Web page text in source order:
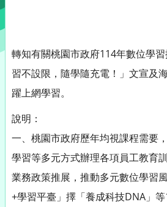
轉知有關桃園市政府114年數位學
習不設限，隨學隨充電！」文宣及
躍上網學習。
說明：
一、桃園市政府歷年均視課程需要
學習等多元方式辦理各項員工教育
業務政策推展，推動多元數位學習
+學習平臺」擇「養成科技DNA」